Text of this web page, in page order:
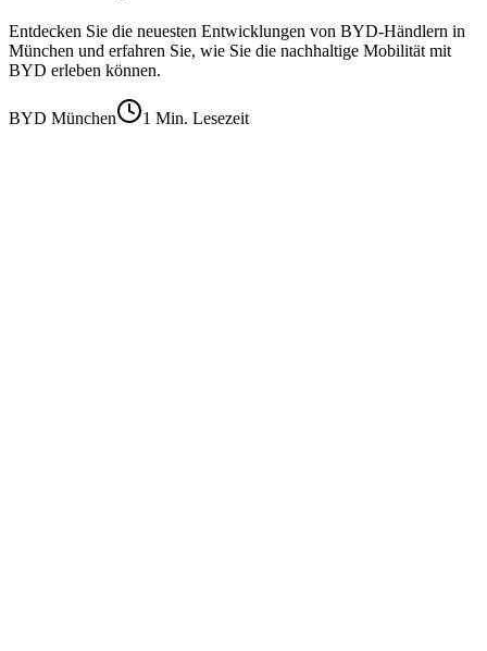
Entdecken Sie die neuesten Entwicklungen von BYD-Händlern in
München und erfahren Sie, wie Sie die nachhaltige Mobilität mit
BYD erleben können.
BYD München 1 Min. Lesezeit